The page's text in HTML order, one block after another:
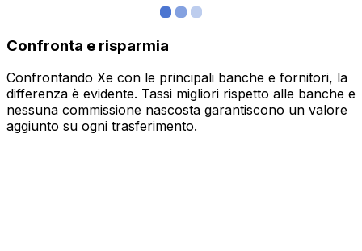
Confronta e risparmia
Confrontando Xe con le principali banche e fornitori, la
differenza è evidente. Tassi migliori rispetto alle banche e
nessuna commissione nascosta garantiscono un valore
aggiunto su ogni trasferimento.